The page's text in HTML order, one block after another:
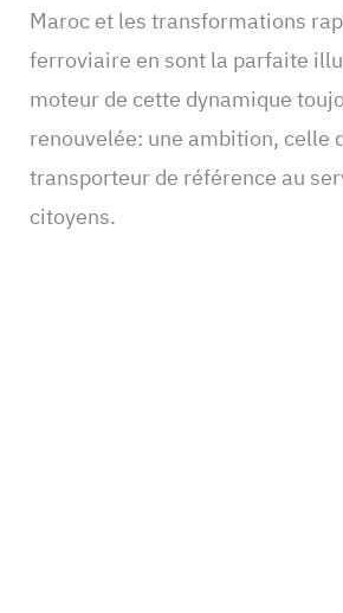
Maroc et les transformations
ferroviaire en sont la parfaite
moteur de cette dynamique
renouvelée: une ambition, celle
transporteur de référence au
citoyens.